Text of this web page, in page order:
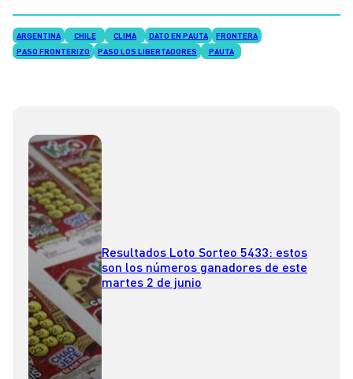
ARGENTINA CHILE CLIMA DATO EN PAUTA
FRONTERA
PASO FRONTERIZO
PASO LOS LIBERTADORES PAUTA
Resultados Loto Sorteo 5433: estos
son los números ganadores de este
martes 2 de junio